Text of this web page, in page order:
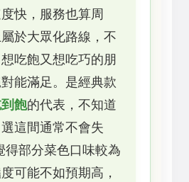
快，服務也算周
於大眾化路線，不
吃飽又想吃巧的朋
能滿足。是經典款
飽的代表，不知道
這間通常不會失
得部分菜色口味較為
可能不如預期高，